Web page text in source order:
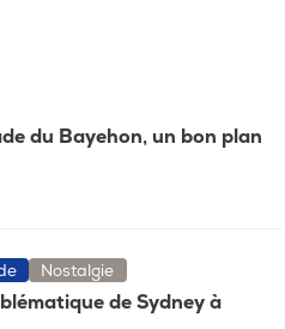
du Bayehon, un bon plan
Nostalgie
de Sydney à